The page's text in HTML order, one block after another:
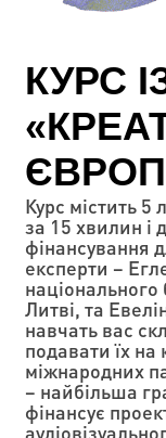
КУРС
Курс містить 5
за 15 хвилин і
фінансування
експерти –
Литві, та
навчать вас
подавати їх на
міжнародних
– найбільша
фінансує